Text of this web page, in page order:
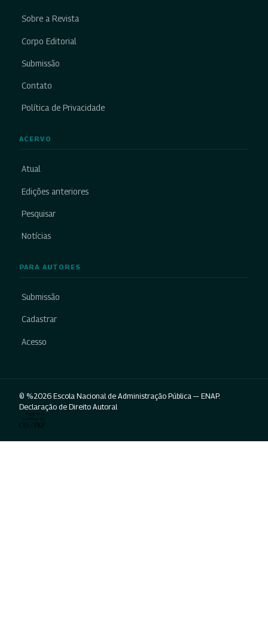
Sobre a Revista
Corpo Editorial
Submissão
Contato
Política de Privacidade
ACERVO
Atual
Edições anteriores
Pesquisar
Notícias
PARA AUTORES
Submissão
Cadastrar
Acesso
© %2026 Escola Nacional de Administração Pública — ENAP.
Declaração de Direito Autoral